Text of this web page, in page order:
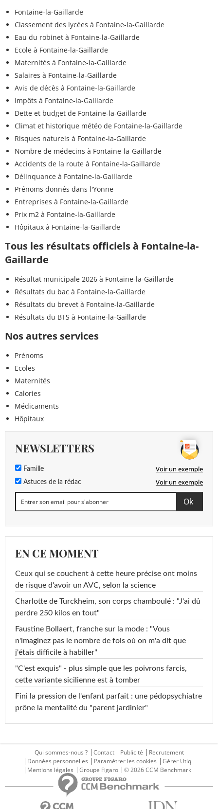
Fontaine-la-Gaillarde
Classement des lycées à Fontaine-la-Gaillarde
Eau du robinet à Fontaine-la-Gaillarde
Ecole à Fontaine-la-Gaillarde
Maternités à Fontaine-la-Gaillarde
Salaires à Fontaine-la-Gaillarde
Avis de décès à Fontaine-la-Gaillarde
Impôts à Fontaine-la-Gaillarde
Dette et budget de Fontaine-la-Gaillarde
Climat et historique météo de Fontaine-la-Gaillarde
Risques naturels à Fontaine-la-Gaillarde
Nombre de médecins à Fontaine-la-Gaillarde
Accidents de la route à Fontaine-la-Gaillarde
Délinquance à Fontaine-la-Gaillarde
Prénoms donnés dans l'Yonne
Entreprises à Fontaine-la-Gaillarde
Prix m2 à Fontaine-la-Gaillarde
Hôpitaux à Fontaine-la-Gaillarde
Tous les résultats officiels à Fontaine-la-
Gaillarde
Résultat municipale 2026 à Fontaine-la-Gaillarde
Résultats du bac à Fontaine-la-Gaillarde
Résultats du brevet à Fontaine-la-Gaillarde
Résultats du BTS à Fontaine-la-Gaillarde
Nos autres services
Prénoms
Ecoles
Maternités
Calories
Médicaments
Hôpitaux
NEWSLETTERS
Famille Voir un exemple
Astuces de la rédac Voir un exemple
EN CE MOMENT
Ceux qui se couchent à cette heure précise ont moins
de risque d'avoir un AVC, selon la science
Charlotte de Turckheim, son corps chamboulé : "J'ai dû
perdre 250 kilos en tout"
Faustine Bollaert, franche sur la mode : "Vous
n'imaginez pas le nombre de fois où on m'a dit que
j'étais difficile à habiller"
"C'est exquis" - plus simple que les poivrons farcis,
cette variante sicilienne est à tomber
Fini la pression de l'enfant parfait : une pédopsychiatre
prône la mentalité du "parent jardinier"
Qui sommes-nous ? Contact Publicité
Recrutement
Données personnelles
Paramétrer les cookies
Gérer Utiq
Mentions légales
Groupe Figaro © 2026 CCM Benchmark